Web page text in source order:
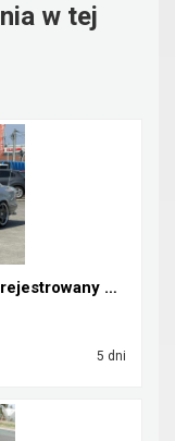
w tej
Mercedes W124 *FILM*E320C*Zarejestrowany w Polsce*...
5 dni